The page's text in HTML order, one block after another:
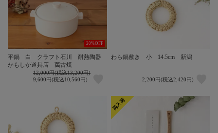
20%OFF
平鍋 白 クラフト石川 耐熱陶器
かもしか道具店 萬古焼
12,000円(税込13,200円)
9,600円(税込10,560円)
わら鍋敷き 小 14.5cm 新潟
2,200円(税込2,420円)